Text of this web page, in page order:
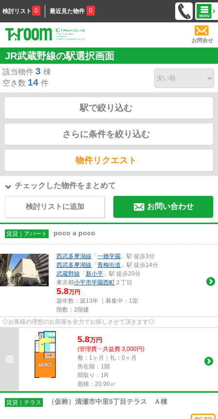
検討リスト 0 最近見た物件 0
お問合せ
JR武蔵野線の駅選択画面
該当物件 3 棟
空き数 14 件
駅で絞り込む
さらに条件を絞り込む
物件リクエスト
チェックした物件をまとめて
検討リストに追加 お問い合わせ
賃貸｜アパート poco a poco
西武多摩湖線 「 一橋学園 」駅 徒歩3分
西武多摩湖線 「 青梅街道 」駅 徒歩14分
武蔵野線 「 新小平 」駅 徒歩20分
東京都小平市学園西町 ２丁目
5.8万円
築年数：築13年 ｜募集中： 1室
階数：2階建
◎お客様の理想のお部屋を全力でお探しさせて頂きます◎
5.8万円
(管理費・共益費 3,000円)
敷：1ヶ月｜礼：0ヶ月
所在階：1階
間取り：1R
面積：20.90㎡
賃貸｜テラス （仮称）清瀬市中里5丁目テラス Ａ棟